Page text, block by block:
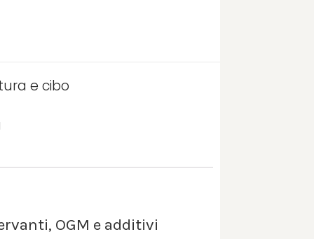
e cibo
OGM e additivi